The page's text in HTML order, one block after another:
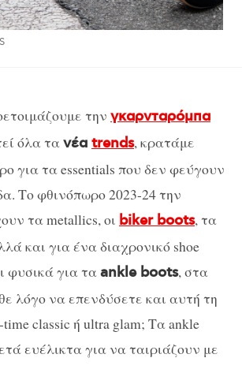
την γκαρνταρόμπα
όλα τανέα trends, κρατάμε
για τα essentials που δεν φεύγουν
Το φθινόπωρο 2023-24 την
τα metallics, οι biker boots, τα
και για ένα διαχρονικό shoe
φυσικά για ταankle boots, στα
λόγο να επενδύσετε και αυτή τη
classic ή ultra glam; Τα ankle
ευέλικτα για να ταιριάζουν με